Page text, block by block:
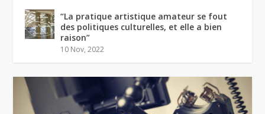
“La pratique artistique amateur se fout
des politiques culturelles, et elle a bien
raison”
10 Nov, 2022